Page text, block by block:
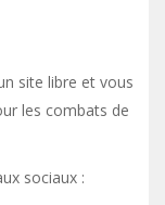
site libre et vous y
les combats de
sociaux :